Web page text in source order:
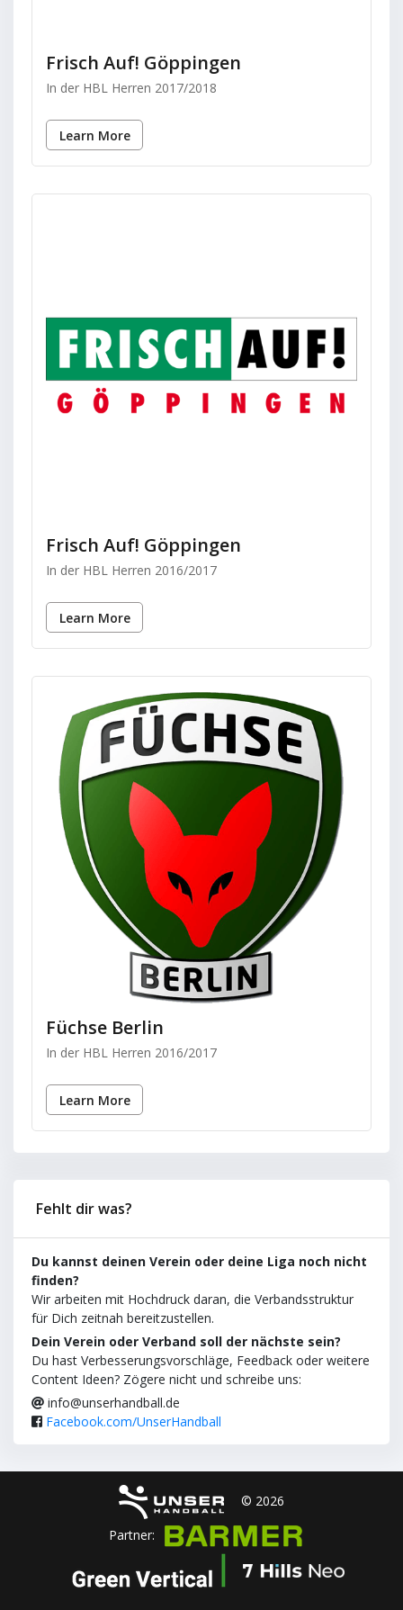
Frisch Auf! Göppingen
In der HBL Herren 2017/2018
Learn More
Frisch Auf! Göppingen
In der HBL Herren 2016/2017
Learn More
Füchse Berlin
In der HBL Herren 2016/2017
Learn More
Fehlt dir was?
Du kannst deinen Verein oder deine Liga noch nicht
finden?
Wir arbeiten mit Hochdruck daran, die Verbandsstruktur
für Dich zeitnah bereitzustellen.
Dein Verein oder Verband soll der nächste sein?
Du hast Verbesserungsvorschläge, Feedback oder weitere
Content Ideen? Zögere nicht und schreibe uns:
info@unserhandball.de
Facebook.com/UnserHandball
© 2026
Partner: